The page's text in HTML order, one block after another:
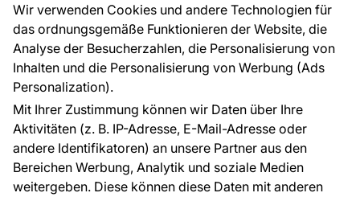
Wir verwenden Cookies und andere Technologien für
das ordnungsgemäße Funktionieren der Website, die
Analyse der Besucherzahlen, die Personalisierung von
Inhalten und die Personalisierung von Werbung (Ads
Personalization).
Mit Ihrer Zustimmung können wir Daten über Ihre
Aktivitäten (z. B. IP-Adresse, E-Mail-Adresse oder
andere Identifikatoren) an unsere Partner aus den
Bereichen Werbung, Analytik und soziale Medien
weitergeben. Diese können diese Daten mit anderen
Großhandel
Raumvisualisierung
Tapetenmuster
FÜR SIE
Blog
EU-Projekte
Ratschläge und Tipps
FAQ
ÜBER DAS UNTERNEHMEN